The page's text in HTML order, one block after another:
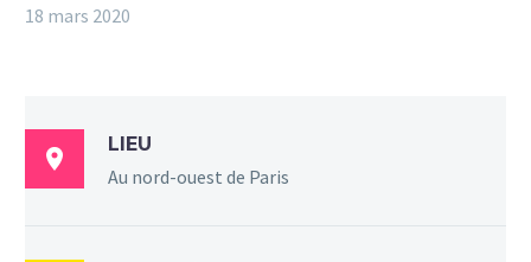
18 mars 2020

LIEU
Au nord-ouest de Paris